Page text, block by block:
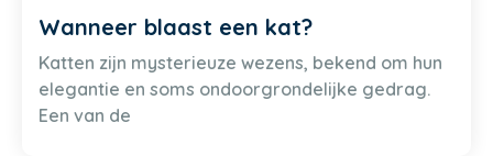
Wanneer blaast een kat?
Katten zijn mysterieuze wezens, bekend om hun
elegantie en soms ondoorgrondelijke gedrag.
Een van de